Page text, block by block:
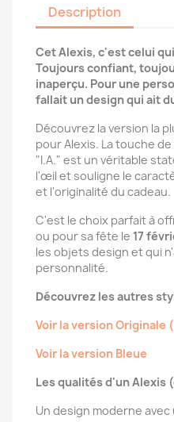
Description
Cet Alexis, c'est celui
Toujours confiant,
inaperçu. Pour une
fallait un design qui ait
Découvrez la version la
pour Alexis. La touche
"I.A." est un véritable
l'œil et souligne le
et l'originalité du cadeau.
C'est le choix parfait à
ou pour sa fête le 17
les objets design et qui
personnalité.
Découvrez les autres
Voir la version Originale
Voir la version Bleue
Les qualités d'un Alexis
Un design moderne